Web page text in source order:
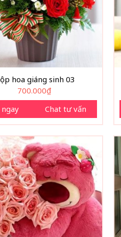
hoa giáng sinh 03
700.000₫
Chat tư vấn